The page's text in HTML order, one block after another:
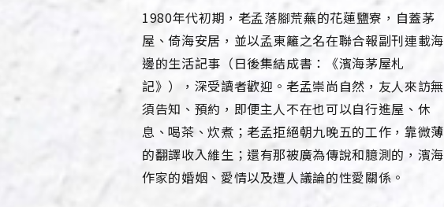
1980年代初期，老孟落腳荒蕪的花蓮鹽寮，自蓋茅
屋、倚海安居，並以孟東籬之名在聯合報副刊連載海
邊的生活記事（日後集結成書：《濱海茅屋札
記》），深受讀者歡迎。老孟崇尚自然，友人來訪無
須告知、預約，即便主人不在也可以自行進屋、休
息、喝茶、炊煮；老孟拒絕朝九晚五的工作，靠微薄
的翻譯收入維生；還有那被廣為傳說和臆測的，濱海
作家的婚姻、愛情以及遭人議論的性愛關係。